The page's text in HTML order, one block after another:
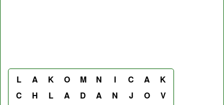
L A K O M N I C A
K
C
H L A D A N J O
V